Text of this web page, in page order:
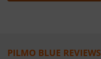
PILMO BLUE REVIEWS